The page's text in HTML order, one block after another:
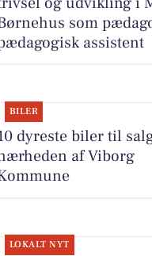
som
assistent
BILER
dyreste biler til
af Viborg
LOKALT NYT